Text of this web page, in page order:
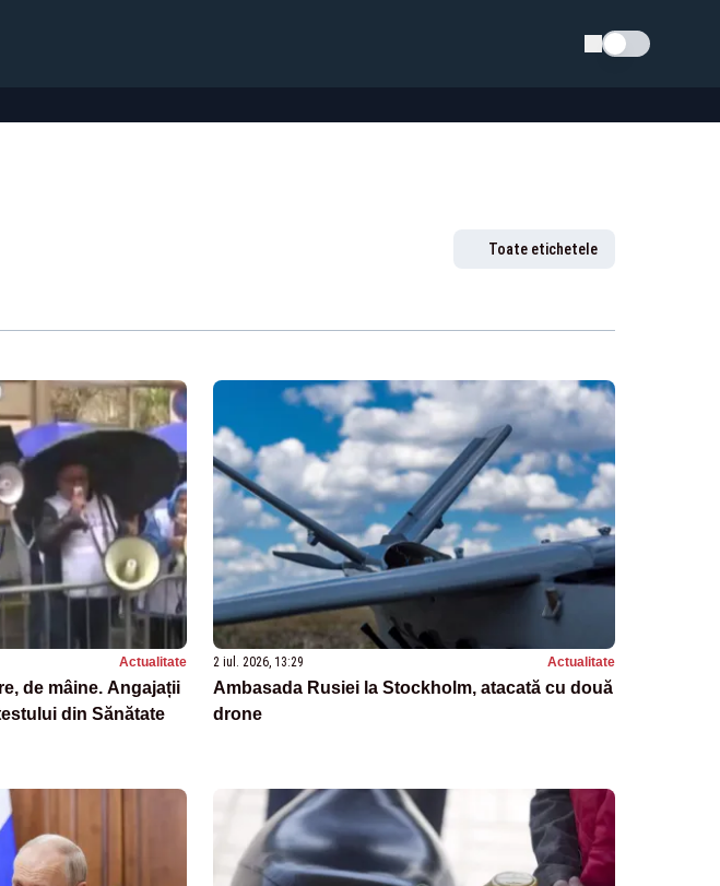
Schimba tema
Toate etichetele
Actualitate
de mâine. Angajații
din Sănătate
2 iul. 2026, 13:29 Actualitate
Ambasada Rusiei la Stockholm, atacată cu două
drone